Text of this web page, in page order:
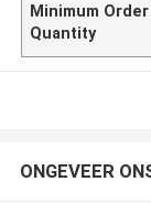
Minimum Order
Quantity
ONGEVEER